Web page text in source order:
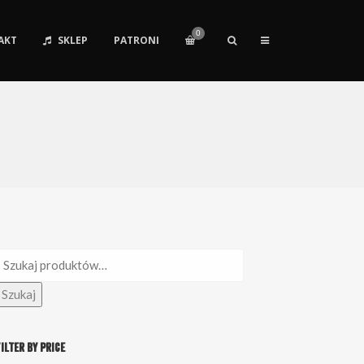
SKLEP PATRONI
0
Szukaj
by price